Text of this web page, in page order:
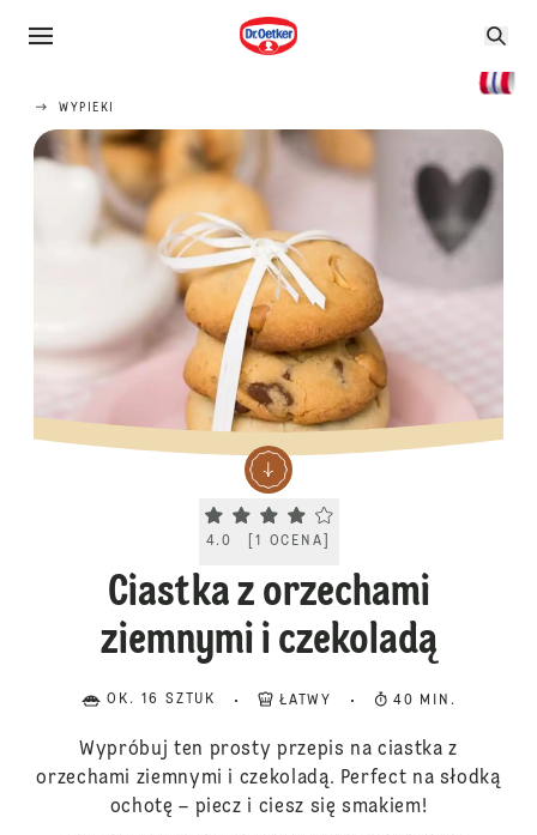
WYPIEKI
Current rating 4.0. Click to rate.
4.0 1 OCENA
Ciastka z orzechami
ziemnymi i czekoladą
OK. 16 SZTUK ŁATWY 40 MIN.
Wypróbuj ten prosty przepis na ciastka z
orzechami ziemnymi i czekoladą. Perfect na słodką
ochotę – piecz i ciesz się smakiem!